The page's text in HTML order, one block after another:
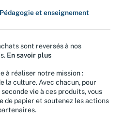
sont reversés à nos
En savoir plus
à réaliser notre mission :
la culture. Avec chacun, pour
vie à ces produits, vous
de papier et soutenez les actions